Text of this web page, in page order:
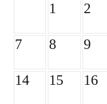
1 2
7 8 9
14 15 16